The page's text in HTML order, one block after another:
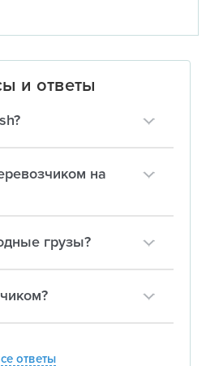
и ответы
на
грузы?
ответы